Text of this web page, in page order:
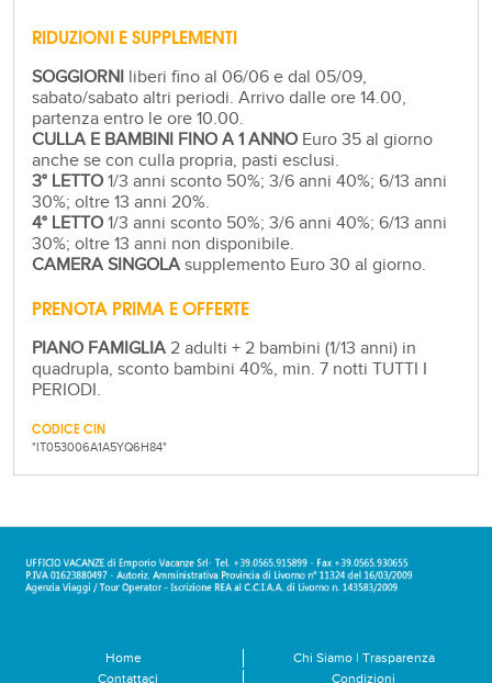
RIDUZIONI E SUPPLEMENTI
SOGGIORNI liberi fino al 06/06 e dal 05/09,
sabato/sabato altri periodi. Arrivo dalle ore 14.00,
partenza entro le ore 10.00.
CULLA E BAMBINI FINO A 1 ANNO Euro 35 al giorno
anche se con culla propria, pasti esclusi.
3° LETTO 1/3 anni sconto 50%; 3/6 anni 40%; 6/13 anni
30%; oltre 13 anni 20%.
4° LETTO 1/3 anni sconto 50%; 3/6 anni 40%; 6/13 anni
30%; oltre 13 anni non disponibile.
CAMERA SINGOLA supplemento Euro 30 al giorno.
PRENOTA PRIMA E OFFERTE
PIANO FAMIGLIA 2 adulti + 2 bambini (1/13 anni) in
quadrupla, sconto bambini 40%, min. 7 notti TUTTI I
PERIODI.
CODICE CIN
"IT053006A1A5YQ6H84"
Home
Chi Siamo | Trasparenza
Contattaci
Condizioni